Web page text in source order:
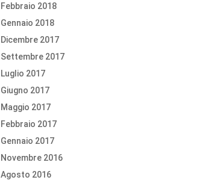
Febbraio 2018
Gennaio 2018
Dicembre 2017
Settembre 2017
Luglio 2017
Giugno 2017
Maggio 2017
Febbraio 2017
Gennaio 2017
Novembre 2016
Agosto 2016